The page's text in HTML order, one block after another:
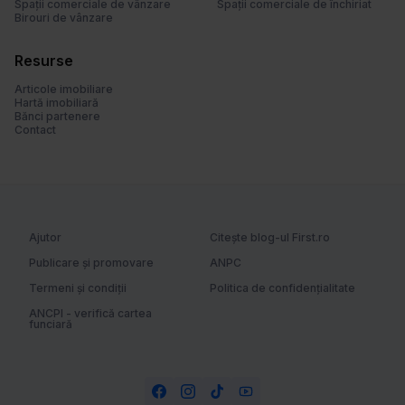
Spații comerciale de vânzare
Birouri de vânzare
Spații comerciale de închiriat
Resurse
Articole imobiliare
Hartă imobiliară
Bănci partenere
Contact
Ajutor
Citește blog-ul First.ro
Publicare și promovare
ANPC
Termeni și condiții
Politica de confidențialitate
ANCPI - verifică cartea
funciară